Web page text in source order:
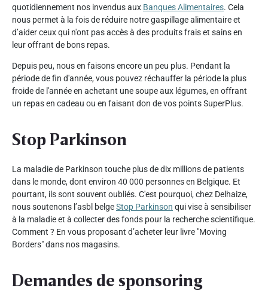
quotidiennement nos invendus aux Banques Alimentaires. Cela
nous permet à la fois de réduire notre gaspillage alimentaire et
d’aider ceux qui n'ont pas accès à des produits frais et sains en
leur offrant de bons repas.
Depuis peu, nous en faisons encore un peu plus. Pendant la
période de fin d'année, vous pouvez réchauffer la période la plus
froide de l'année en achetant une soupe aux légumes, en offrant
un repas en cadeau ou en faisant don de vos points SuperPlus.
Stop Parkinson
La maladie de Parkinson touche plus de dix millions de patients
dans le monde, dont environ 40 000 personnes en Belgique. Et
pourtant, ils sont souvent oubliés. C'est pourquoi, chez Delhaize,
nous soutenons l’asbl belgeStop Parkinson qui vise à sensibiliser
à la maladie et à collecter des fonds pour la recherche scientifique.
Comment ? En vous proposant d’acheter leur livre "Moving
Borders" dans nos magasins.
Demandes de sponsoring